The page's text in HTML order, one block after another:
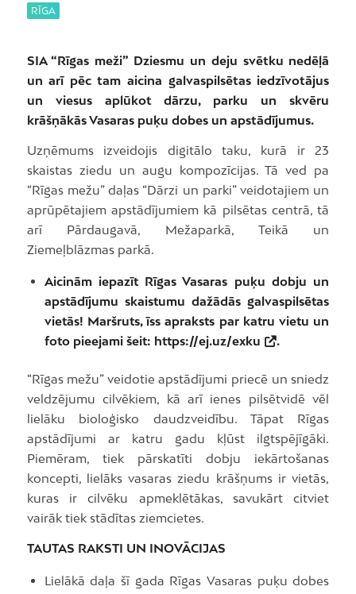
RĪGA
SIA “Rīgas meži” Dziesmu un deju svētku nedēļā
un arī pēc tam aicina galvaspilsētas iedzīvotājus
un viesus aplūkot dārzu, parku un skvēru
krāšņākās Vasaras puķu dobes un apstādījumus.
Uzņēmums izveidojis digitālo taku, kurā ir 23
skaistas ziedu un augu kompozīcijas. Tā ved pa
“Rīgas mežu” daļas “Dārzi un parki” veidotajiem un
aprūpētajiem apstādījumiem kā pilsētas centrā, tā
arī Pārdaugavā, Mežaparkā, Teikā un
Ziemeļblāzmas parkā.
Aicinām iepazīt Rīgas Vasaras puķu dobju un
apstādījumu skaistumu dažādās galvaspilsētas
vietās! Maršruts, īss apraksts par katru vietu un
foto pieejami šeit: https://ej.uz/exku .
“Rīgas mežu” veidotie apstādījumi priecē un sniedz
veldzējumu cilvēkiem, kā arī ienes pilsētvidē vēl
lielāku bioloģisko daudzveidību. Tāpat Rīgas
apstādījumi ar katru gadu kļūst ilgtspējīgāki.
Piemēram, tiek pārskatīti dobju iekārtošanas
koncepti, lielāks vasaras ziedu krāšņums ir vietās,
kuras ir cilvēku apmeklētākas, savukārt citviet
vairāk tiek stādītas ziemcietes.
TAUTAS RAKSTI UN INOVĀCIJAS
Lielākā daļa šī gada Rīgas Vasaras puķu dobes